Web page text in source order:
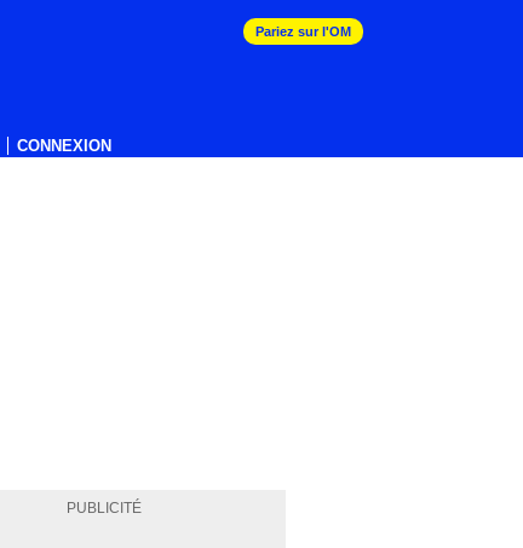
CONNEXION
Pariez sur l'OM
PUBLICITÉ